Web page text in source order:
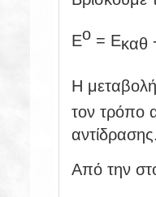
Εο = Εκαθ
H
τον τρόπο
αντίδρασης.
Από την